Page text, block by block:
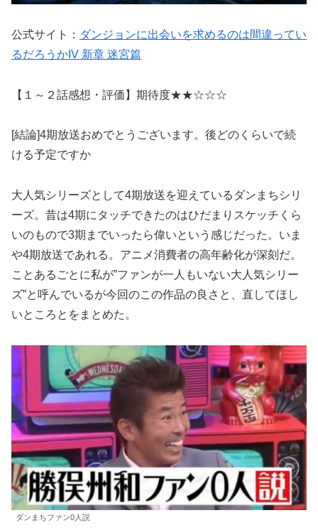
公式サイト： ダンジョンに出会いを求めるのは間違ってい
るだろうかIV 新章 迷宮篇
【１～２話感想・評価】期待度★★☆☆☆
[結論]4期放送おめでとうございます。後どのくらいで続
ける予定ですか
大人気シリーズとして4期放送を迎えているダンまちシリ
ーズ。昔は4期にタッチできたのはひだまりスケッチくら
いのもので3期までいったら偉いという感じだった。いま
や4期放送であれる。アニメ消費者の高年齢化が深刻だ。
ことあるごとに私が”ファンが一人もいない大人気シリー
ズ”と呼んでいるが今回のこの作品の良さと、直してほし
いところとをまとめた。
ダンまちファン0人説